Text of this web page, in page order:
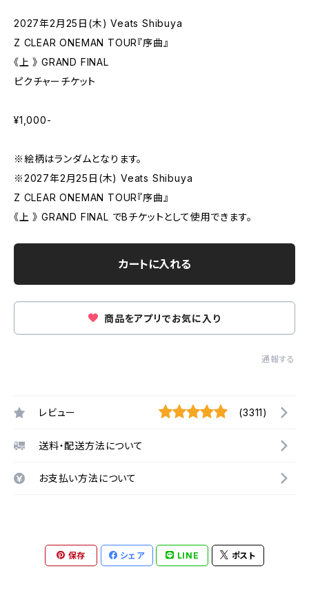
2027年2月25日(木) Veats Shibuya
Z CLEAR ONEMAN TOUR『序曲』
《上 》 GRAND FINAL
ピクチャーチケット
¥1,000-
※絵柄はランダムとなります。
※2027年2月25日(木) Veats Shibuya
Z CLEAR ONEMAN TOUR『序曲』
《上 》 GRAND FINAL でBチケットとして使用できます。
カートに入れる
商品をアプリでお気に入り
通報する
レビュー (3311)
送料・配送方法について
お支払い方法について
保存 シェア LINE ポスト